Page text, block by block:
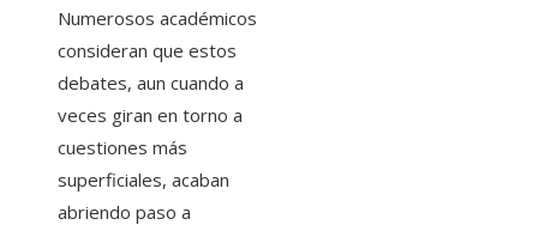
Numerosos académicos
consideran que estos
debates, aun cuando a
veces giran en torno a
cuestiones más
superficiales, acaban
abriendo paso a